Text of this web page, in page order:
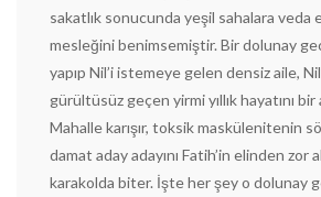
sakatlık sonucunda yeşil sahalara veda
mesleğini benimsemiştir. Bir dolunay
yapıp Nil’i istemeye gelen densiz aile,
gürültüsüz geçen yirmi yıllık hayatını
Mahalle karışır, toksik maskülenitenin
damat aday adayını Fatih’in elinden zor
karakolda biter. İşte her şey o dolunay